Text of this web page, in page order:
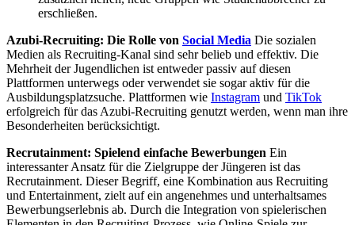
erschließen.
Azubi-Recruiting: Die Rolle von Social Media Die sozialen
Medien als Recruiting-Kanal sind sehr belieb und effektiv. Die
Mehrheit der Jugendlichen ist entweder passiv auf diesen
Plattformen unterwegs oder verwendet sie sogar aktiv für die
Ausbildungsplatzsuche. Plattformen wie Instagram und TikTok
erfolgreich für das Azubi-Recruiting genutzt werden, wenn man ihre
Besonderheiten berücksichtigt.
Recrutainment: Spielend einfache Bewerbungen Ein
interessanter Ansatz für die Zielgruppe der Jüngeren ist das
Recrutainment. Dieser Begriff, eine Kombination aus Recruiting
und Entertainment, zielt auf ein angenehmes und unterhaltsames
Bewerbungserlebnis ab. Durch die Integration von spielerischen